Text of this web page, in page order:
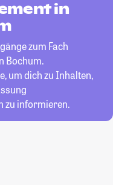
in
zum Fach
Bochum.
um dich zu Inhalten,
zu informieren.